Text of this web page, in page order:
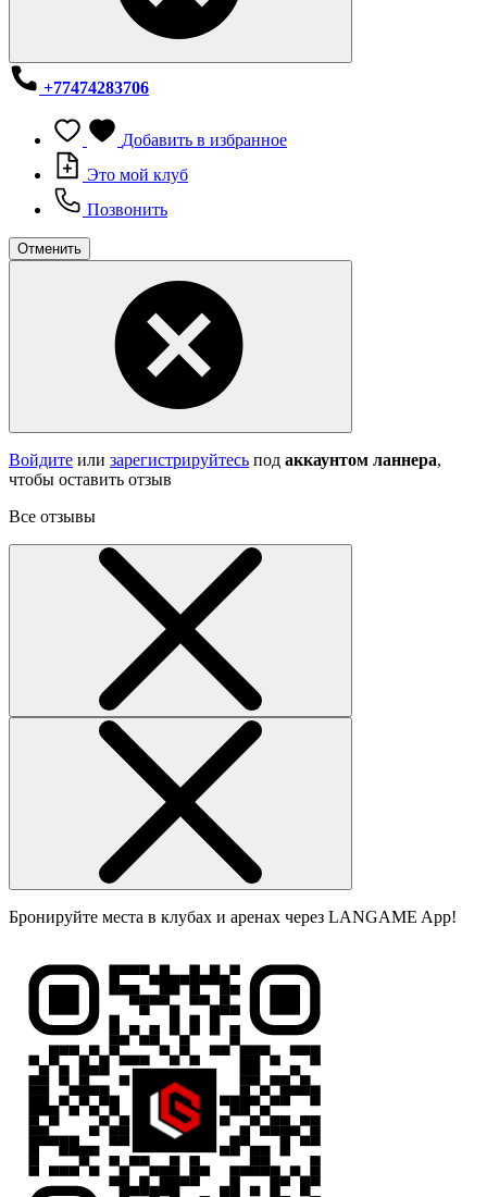
+77474283706
Добавить в избранное
Это мой клуб
Позвонить
Отменить
Войдите или зарегистрируйтесь под аккаунтом ланнера,
чтобы оставить отзыв
Все отзывы
Бронируйте места в клубах и аренах через LANGAME App!